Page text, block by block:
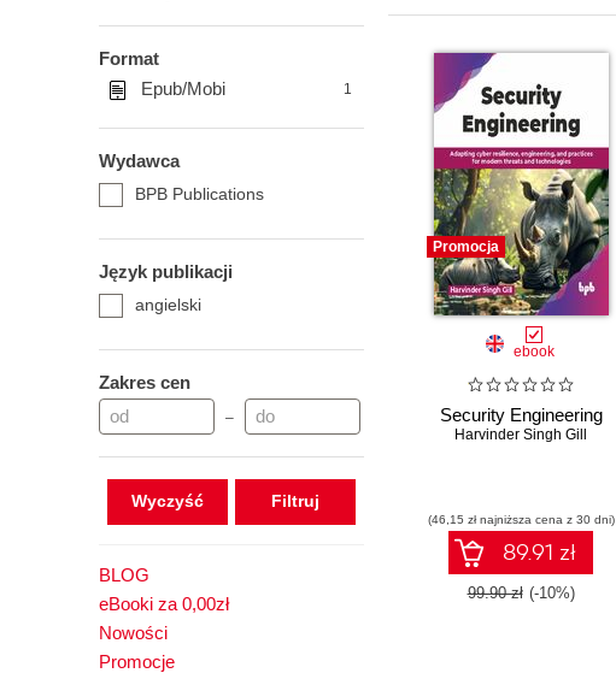
Format
Epub/Mobi
1
Wydawca
BPB Publications
Język publikacji
angielski
Zakres cen
–
Wyczyść
BLOG
eBooki za 0,00zł
Nowości
Promocje
Promocja
ebook
Security Engineering
Harvinder Singh Gill
(46,15 zł najniższa cena z 30 dni)
89.91 zł
99.90 zł (-10%)